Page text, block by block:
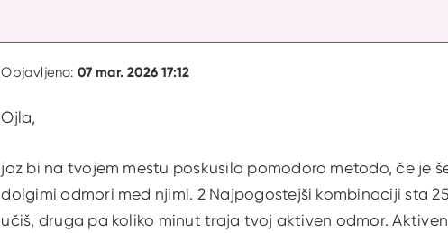
Objavljeno: 07 mar. 2026 17:12
Ojla,
jaz bi na tvojem mestu poskusila pomodoro metodo, če je
dolgimi odmori med njimi. 2 Najpogostejši kombinaciji sta
učiš, druga pa koliko minut traja tvoj aktiven odmor.